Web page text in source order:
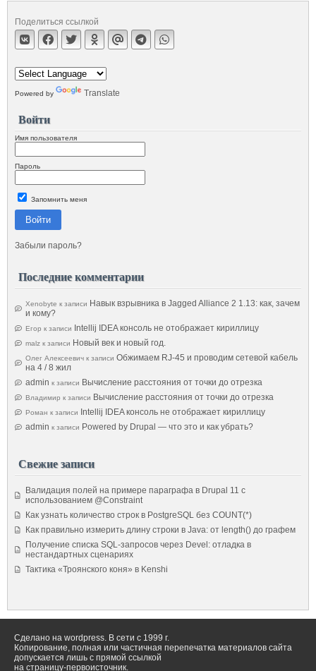
Поделиться ссылкой
Powered by Translate
Войти
Имя пользователя
Пароль
Запомнить меня
Войти
Забыли пароль?
Последние комментарии
Xenobyte к записи Навык взрывника в Jagged Alliance 2 1.13: как, зачем
и кому?
Егор к записи Intellij IDEA консоль не отображает кириллицу
malz к записи Новый век и новый год.
Олег Алексеевич к записи Обжимаем RJ-45 и проводим сетевой кабель
на 4 / 8 жил
admin к записи Вычисление расстояния от точки до отрезка
Владимир к записи Вычисление расстояния от точки до отрезка
Роман к записи Intellij IDEA консоль не отображает кириллицу
admin к записи Powered by Drupal — что это и как убрать?
Свежие записи
Валидация полей на примере параграфа в Drupal 11 с
использованием @Constraint
Как узнать количество строк в PostgreSQL без COUNT(*)
Как правильно измерить длину строки в Java: от length() до графем
Получение списка SQL-запросов через Devel: отладка в
нестандартных сценариях
Тактика «Троянского коня» в Kenshi
Сделано на wordpress. В сети с 1999 г.
Копирование, полная или частичная перепечатка материалов сайта
допускается лишь с прямой ссылкой
на страницу-первоисточник.